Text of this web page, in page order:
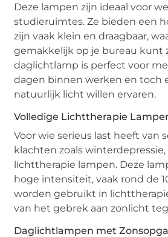
Deze lampen zijn ideaal voor
studieruimtes. Ze bieden een
zijn vaak klein en draagbaar,
gemakkelijk op je bureau kunt
daglichtlamp is perfect voor
dagen binnen werken en toch
natuurlijk licht willen ervaren.
Volledige Lichttherapie
Voor wie serieus last heeft van
klachten zoals
lichttherapie lampen. Deze
hoge intensiteit, vaak rond de
worden gebruikt in
van het gebrek aan zonlicht
Daglichtlampen met